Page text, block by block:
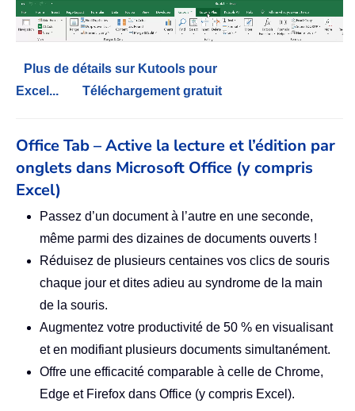
Plus de détails sur Kutools pour
Excel...
Téléchargement gratuit
Office Tab – Active la lecture et l’édition par
onglets dans Microsoft Office (y compris
Excel)
Passez d’un document à l’autre en une seconde,
même parmi des dizaines de documents ouverts !
Réduisez de plusieurs centaines vos clics de souris
chaque jour et dites adieu au syndrome de la main
de la souris.
Augmentez votre productivité de 50 % en visualisant
et en modifiant plusieurs documents simultanément.
Offre une efficacité comparable à celle de Chrome,
Edge et Firefox dans Office (y compris Excel).